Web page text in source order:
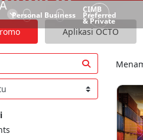
Personal Business
CIMB
Preferred
& Private
Aplikasi OCTO